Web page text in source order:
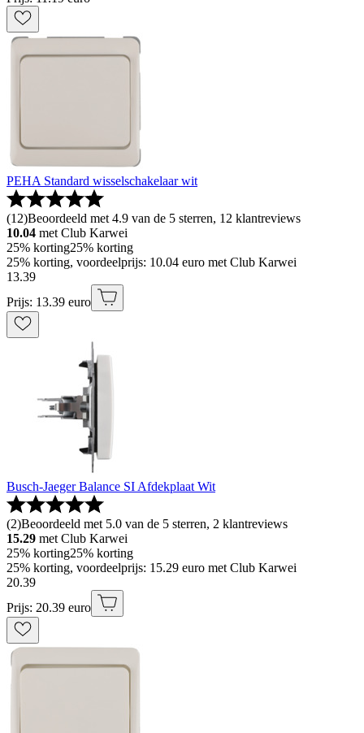
PEHA Standard wisselschakelaar wit
(12)Beoordeeld met 4.9 van de 5 sterren, 12 klantreviews
10.04 met Club Karwei
25% korting25% korting
25% korting, voordeelprijs: 10.04 euro met Club Karwei
13.39
Prijs: 13.39 euro
Busch-Jaeger Balance SI Afdekplaat Wit
(2)Beoordeeld met 5.0 van de 5 sterren, 2 klantreviews
15.29 met Club Karwei
25% korting25% korting
25% korting, voordeelprijs: 15.29 euro met Club Karwei
20.39
Prijs: 20.39 euro